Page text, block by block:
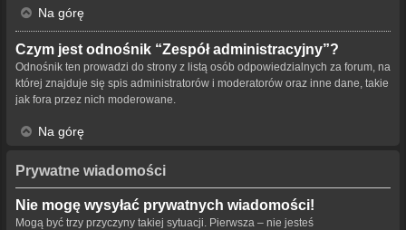
Na górę
Czym jest odnośnik “Zespół administracyjny”?
Odnośnik ten prowadzi do strony z listą osób odpowiedzialnych za forum, na
której znajduje się spis administratorów i moderatorów oraz inne dane, takie
jak fora przez nich moderowane.
Na górę
Prywatne wiadomości
Nie mogę wysyłać prywatnych wiadomości!
Mogą być trzy przyczyny takiej sytuacji. Pierwsza – nie jesteś